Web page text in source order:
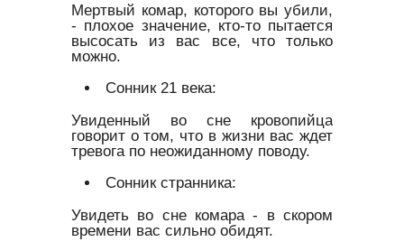
Мертвый комар, которого вы убили,
- плохое значение, кто-то пытается
высосать из вас все, что только
можно.
Сонник 21 века:
Увиденный во сне кровопийца
говорит о том, что в жизни вас ждет
тревога по неожиданному поводу.
Сонник странника:
Увидеть во сне комара - в скором
времени вас сильно обидят.